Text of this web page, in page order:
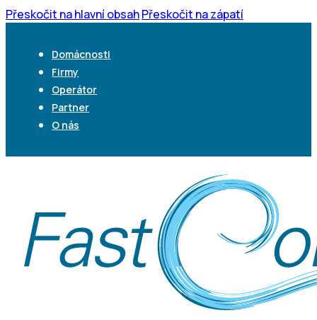
Přeskočit na hlavní obsahPřeskočit na zápatí
Domácnosti
Firmy
Operátor
Partner
O nás